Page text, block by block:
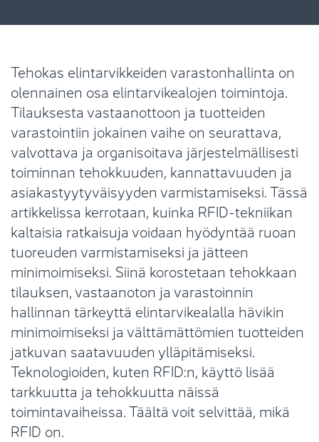
Tehokas elintarvikkeiden varastonhallinta on
olennainen osa elintarvikealojen toimintoja.
Tilauksesta vastaanottoon ja tuotteiden
varastointiin jokainen vaihe on seurattava,
valvottava ja organisoitava järjestelmällisesti
toiminnan tehokkuuden, kannattavuuden ja
asiakastyytyväisyyden varmistamiseksi. Tässä
artikkelissa kerrotaan, kuinka RFID-tekniikan
kaltaisia ratkaisuja voidaan hyödyntää ruoan
tuoreuden varmistamiseksi ja jätteen
minimoimiseksi. Siinä korostetaan tehokkaan
tilauksen, vastaanoton ja varastoinnin
hallinnan tärkeyttä elintarvikealalla hävikin
minimoimiseksi ja välttämättömien tuotteiden
jatkuvan saatavuuden ylläpitämiseksi.
Teknologioiden, kuten RFID:n, käyttö lisää
tarkkuutta ja tehokkuutta näissä
toimintavaiheissa. Täältä voit selvittää, mikä
RFID on.